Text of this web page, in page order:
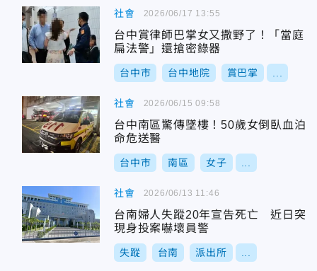
社會
台中賞律師巴掌女又撒野了！「當庭
扁法警」還搶密錄器
台中市 台中地院 賞巴掌
2026/06/17 13:55
社會
台中南區驚傳墜樓！50歲女倒臥血泊
命危送醫
台中市 南區 女子
2026/06/15 09:58
社會
台南婦人失蹤20年宣告死亡 近日突
現身投案嚇壞員警
失蹤 台南 派出所
2026/06/13 11:46